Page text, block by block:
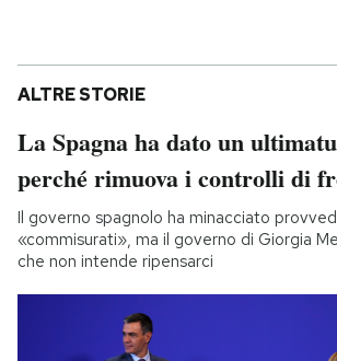
ALTRE STORIE
La Spagna ha dato un
perché rimuova i controlli di
Il governo spagnolo ha minacciato
«commisurati», ma il governo di Giorgia
che non intende ripensarci